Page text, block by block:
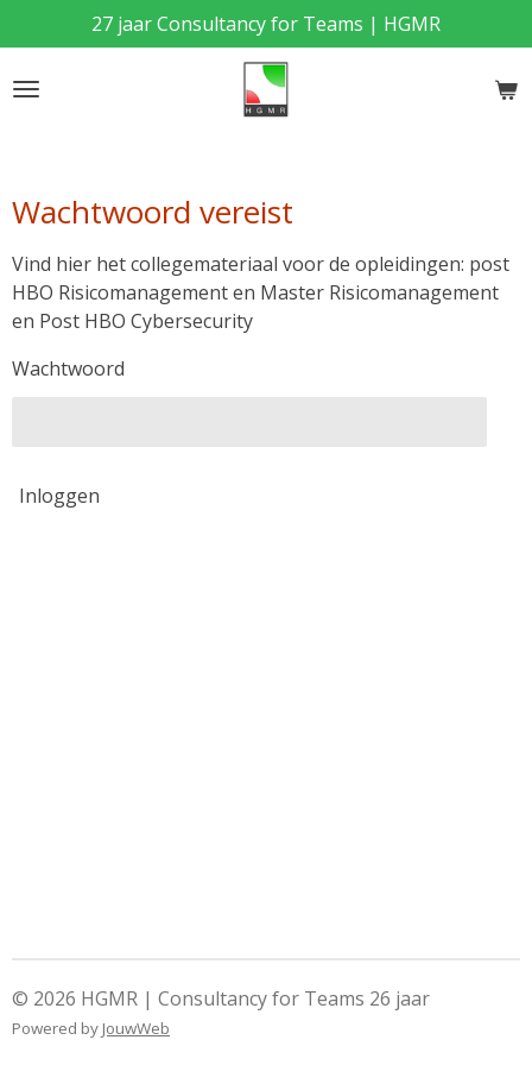
direct
naar
27 jaar Consultancy for Teams | HGMR
Wachtwoord vereist
Vind hier het collegemateriaal voor de opleidingen: post
HBO Risicomanagement en Master Risicomanagement
en Post HBO Cybersecurity
Wachtwoord
Inloggen
© 2026 HGMR | Consultancy for Teams 26 jaar
Powered by JouwWeb